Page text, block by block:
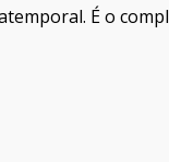
É o